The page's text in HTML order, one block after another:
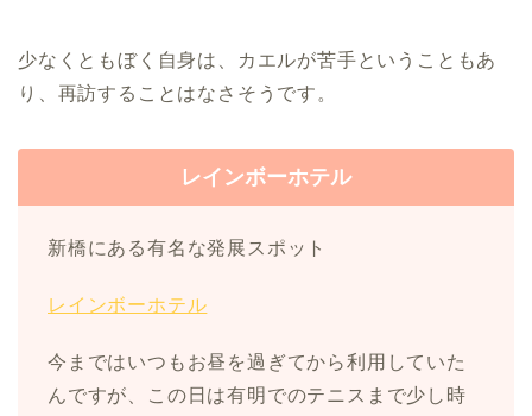
少なくともぼく自身は、カエルが苦手ということもあ
り、再訪することはなさそうです。
レインボーホテル
新橋にある有名な発展スポット
レインボーホテル
今まではいつもお昼を過ぎてから利用していた
んですが、この日は有明でのテニスまで少し時